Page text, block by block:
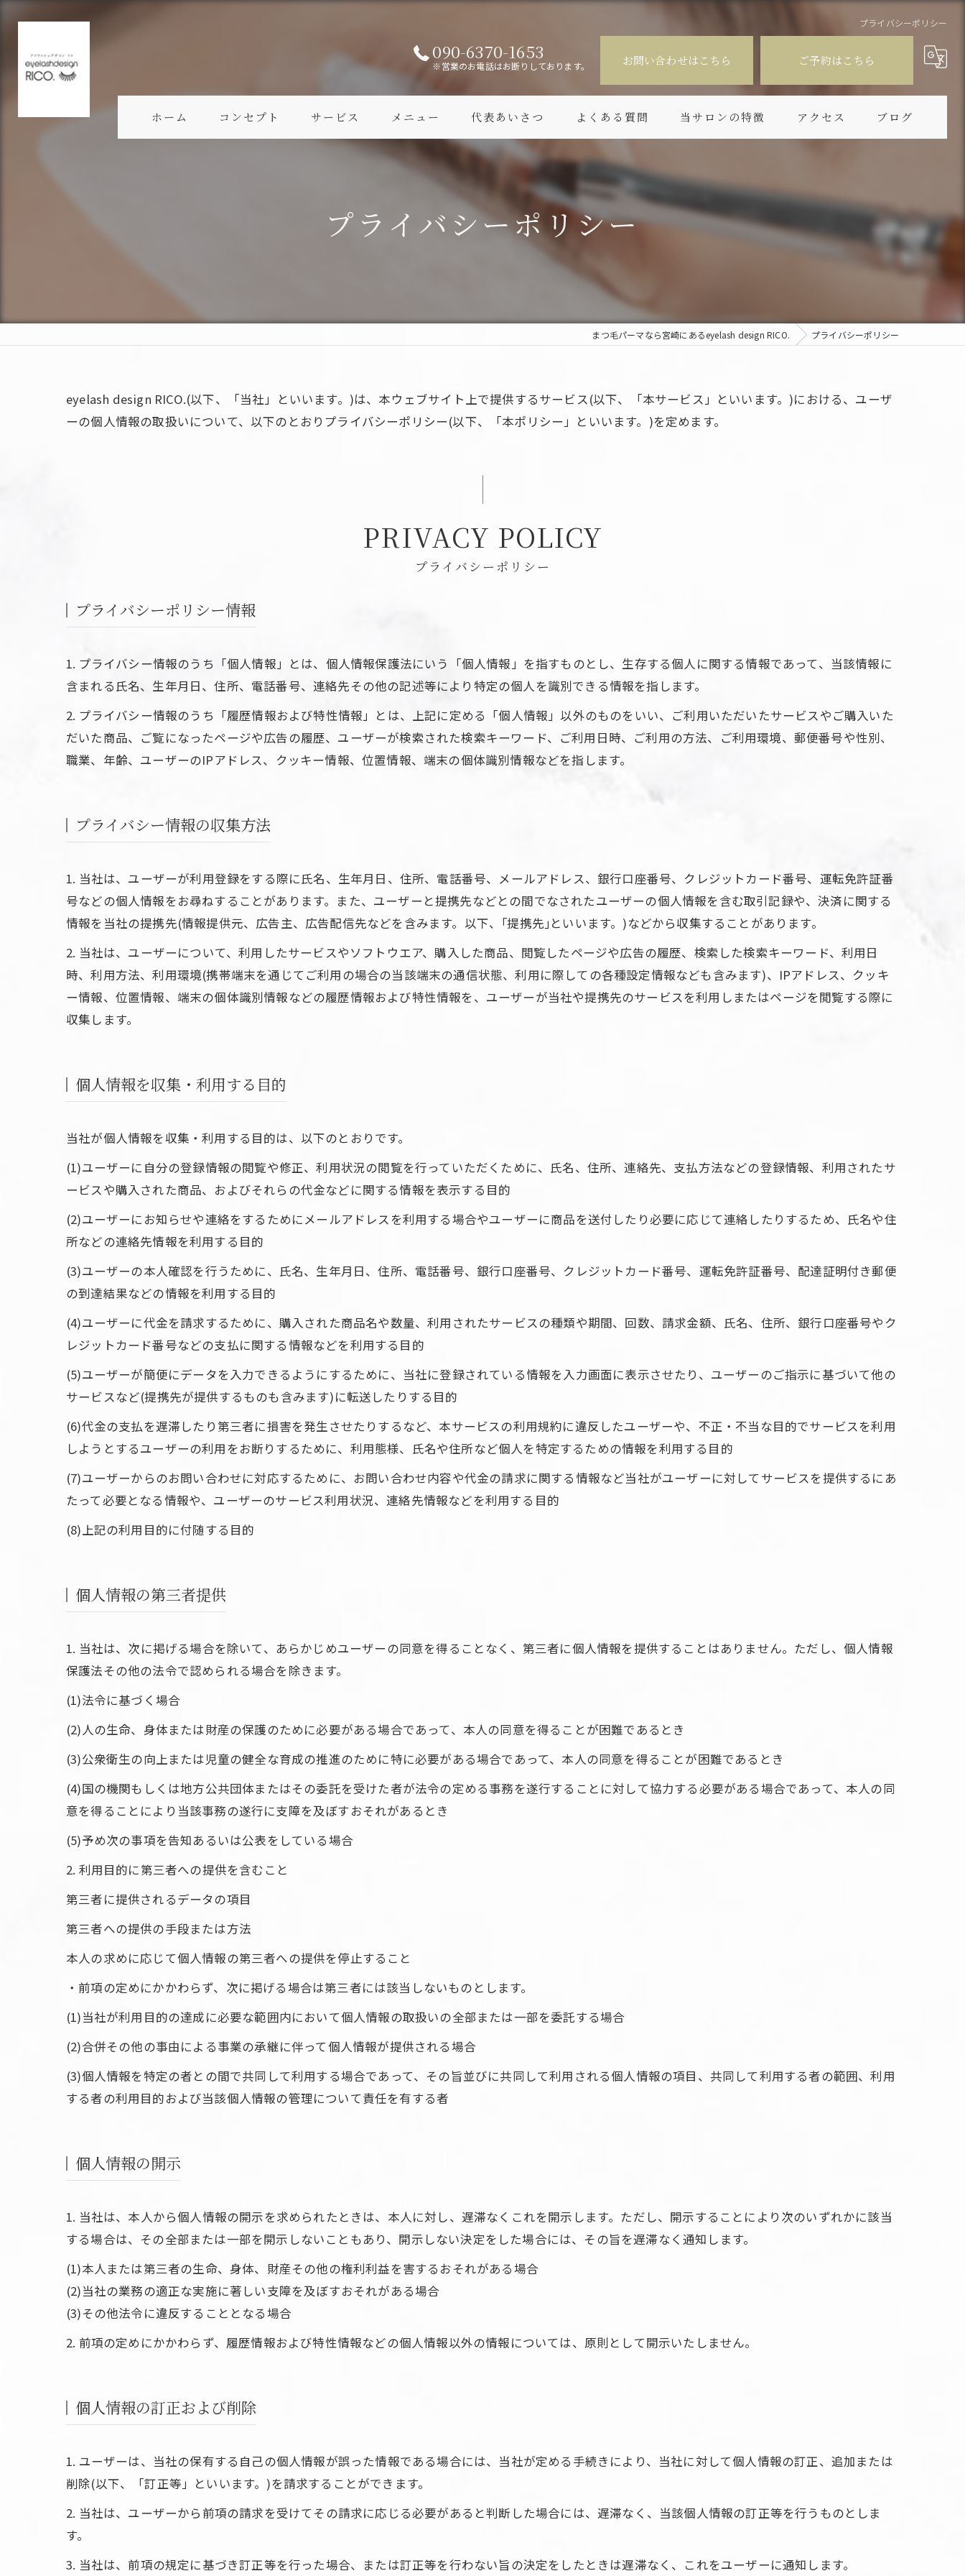
プライバシーポリシー
090-6370-1653
※営業のお電話はお断りしております。 お問い合わせはこちら ご予約はこちら
ホーム コンセプト サービス メニュー 代表あいさつ よくある質問 当サロンの特徴
下まつ毛
アクセス ブログ
プライバシーポリシー
まつ毛パーマなら宮崎にあるeyelash design RICO. プライバシーポリシー
eyelash design RICO.(以下、「当社」といいます。)は、本ウェブサイト上で提供するサービス(以下、「本サービス」といいます。)における、ユーザ
ーの個人情報の取扱いについて、以下のとおりプライバシーポリシー(以下、「本ポリシー」といいます。)を定めます。
プライバシーポリシー
PRIVACY POLICY
プライバシーポリシー情報
1. プライバシー情報のうち「個人情報」とは、個人情報保護法にいう「個人情報」を指すものとし、生存する個人に関する情報であって、当該情報に
含まれる氏名、生年月日、住所、電話番号、連絡先その他の記述等により特定の個人を識別できる情報を指します。
2. プライバシー情報のうち「履歴情報および特性情報」とは、上記に定める「個人情報」以外のものをいい、ご利用いただいたサービスやご購入いた
だいた商品、ご覧になったページや広告の履歴、ユーザーが検索された検索キーワード、ご利用日時、ご利用の方法、ご利用環境、郵便番号や性別、
職業、年齢、ユーザーのIPアドレス、クッキー情報、位置情報、端末の個体識別情報などを指します。
プライバシー情報の収集方法
1. 当社は、ユーザーが利用登録をする際に氏名、生年月日、住所、電話番号、メールアドレス、銀行口座番号、クレジットカード番号、運転免許証番
号などの個人情報をお尋ねすることがあります。また、ユーザーと提携先などとの間でなされたユーザーの個人情報を含む取引記録や、決済に関する
情報を当社の提携先(情報提供元、広告主、広告配信先などを含みます。以下、｢提携先｣といいます。)などから収集することがあります。
2. 当社は、ユーザーについて、利用したサービスやソフトウエア、購入した商品、閲覧したページや広告の履歴、検索した検索キーワード、利用日
時、利用方法、利用環境(携帯端末を通じてご利用の場合の当該端末の通信状態、利用に際しての各種設定情報なども含みます)、IPアドレス、クッキ
ー情報、位置情報、端末の個体識別情報などの履歴情報および特性情報を、ユーザーが当社や提携先のサービスを利用しまたはページを閲覧する際に
収集します。
個人情報を収集・利用する目的
当社が個人情報を収集・利用する目的は、以下のとおりです。
(1)ユーザーに自分の登録情報の閲覧や修正、利用状況の閲覧を行っていただくために、氏名、住所、連絡先、支払方法などの登録情報、利用されたサ
ービスや購入された商品、およびそれらの代金などに関する情報を表示する目的
(2)ユーザーにお知らせや連絡をするためにメールアドレスを利用する場合やユーザーに商品を送付したり必要に応じて連絡したりするため、氏名や住
所などの連絡先情報を利用する目的
(3)ユーザーの本人確認を行うために、氏名、生年月日、住所、電話番号、銀行口座番号、クレジットカード番号、運転免許証番号、配達証明付き郵便
の到達結果などの情報を利用する目的
(4)ユーザーに代金を請求するために、購入された商品名や数量、利用されたサービスの種類や期間、回数、請求金額、氏名、住所、銀行口座番号やク
レジットカード番号などの支払に関する情報などを利用する目的
(5)ユーザーが簡便にデータを入力できるようにするために、当社に登録されている情報を入力画面に表示させたり、ユーザーのご指示に基づいて他の
サービスなど(提携先が提供するものも含みます)に転送したりする目的
(6)代金の支払を遅滞したり第三者に損害を発生させたりするなど、本サービスの利用規約に違反したユーザーや、不正・不当な目的でサービスを利用
しようとするユーザーの利用をお断りするために、利用態様、氏名や住所など個人を特定するための情報を利用する目的
(7)ユーザーからのお問い合わせに対応するために、お問い合わせ内容や代金の請求に関する情報など当社がユーザーに対してサービスを提供するにあ
たって必要となる情報や、ユーザーのサービス利用状況、連絡先情報などを利用する目的
(8)上記の利用目的に付随する目的
個人情報の第三者提供
1. 当社は、次に掲げる場合を除いて、あらかじめユーザーの同意を得ることなく、第三者に個人情報を提供することはありません。ただし、個人情報
保護法その他の法令で認められる場合を除きます。
(1)法令に基づく場合
(2)人の生命、身体または財産の保護のために必要がある場合であって、本人の同意を得ることが困難であるとき
(3)公衆衛生の向上または児童の健全な育成の推進のために特に必要がある場合であって、本人の同意を得ることが困難であるとき
(4)国の機関もしくは地方公共団体またはその委託を受けた者が法令の定める事務を遂行することに対して協力する必要がある場合であって、本人の同
意を得ることにより当該事務の遂行に支障を及ぼすおそれがあるとき
(5)予め次の事項を告知あるいは公表をしている場合
2. 利用目的に第三者への提供を含むこと
第三者に提供されるデータの項目
第三者への提供の手段または方法
本人の求めに応じて個人情報の第三者への提供を停止すること
・前項の定めにかかわらず、次に掲げる場合は第三者には該当しないものとします。
(1)当社が利用目的の達成に必要な範囲内において個人情報の取扱いの全部または一部を委託する場合
(2)合併その他の事由による事業の承継に伴って個人情報が提供される場合
(3)個人情報を特定の者との間で共同して利用する場合であって、その旨並びに共同して利用される個人情報の項目、共同して利用する者の範囲、利用
する者の利用目的および当該個人情報の管理について責任を有する者
個人情報の開示
1. 当社は、本人から個人情報の開示を求められたときは、本人に対し、遅滞なくこれを開示します。ただし、開示することにより次のいずれかに該当
する場合は、その全部または一部を開示しないこともあり、開示しない決定をした場合には、その旨を遅滞なく通知します。
(1)本人または第三者の生命、身体、財産その他の権利利益を害するおそれがある場合
(2)当社の業務の適正な実施に著しい支障を及ぼすおそれがある場合
(3)その他法令に違反することとなる場合
2. 前項の定めにかかわらず、履歴情報および特性情報などの個人情報以外の情報については、原則として開示いたしません。
個人情報の訂正および削除
1. ユーザーは、当社の保有する自己の個人情報が誤った情報である場合には、当社が定める手続きにより、当社に対して個人情報の訂正、追加または
削除(以下、「訂正等」といいます。)を請求することができます。
2. 当社は、ユーザーから前項の請求を受けてその請求に応じる必要があると判断した場合には、遅滞なく、当該個人情報の訂正等を行うものとしま
す。
3. 当社は、前項の規定に基づき訂正等を行った場合、または訂正等を行わない旨の決定をしたときは遅滞なく、これをユーザーに通知します。
ご予約はこちら